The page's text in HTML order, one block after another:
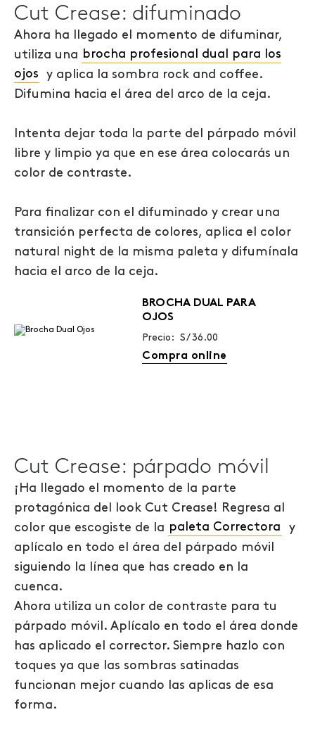
Cut Crease: difuminado
Ahora ha llegado el momento de difuminar,
utiliza una brocha profesional dual para los
ojos
y aplica la sombra rock and coffee.
Difumina hacia el área del arco de la ceja.
Intenta dejar toda la parte del párpado móvil
libre y limpio ya que en ese área colocarás un
color de contraste.
Para finalizar con el difuminado y crear una
transición perfecta de colores, aplica el color
natural night de la misma paleta y difumínala
hacia el arco de la ceja.
BROCHA DUAL PARA
OJOS
Precio: S/ 36.00
Compra online
Cut Crease: párpado móvil
¡Ha llegado el momento de la parte
protagónica del look Cut Crease! Regresa al
color que escogiste de la paleta Correctora
y
aplícalo en todo el área del párpado móvil
siguiendo la línea que has creado en la
cuenca.
Ahora utiliza un color de contraste para tu
párpado móvil. Aplícalo en todo el área donde
has aplicado el corrector. Siempre hazlo con
toques ya que las sombras satinadas
funcionan mejor cuando las aplicas de esa
forma.